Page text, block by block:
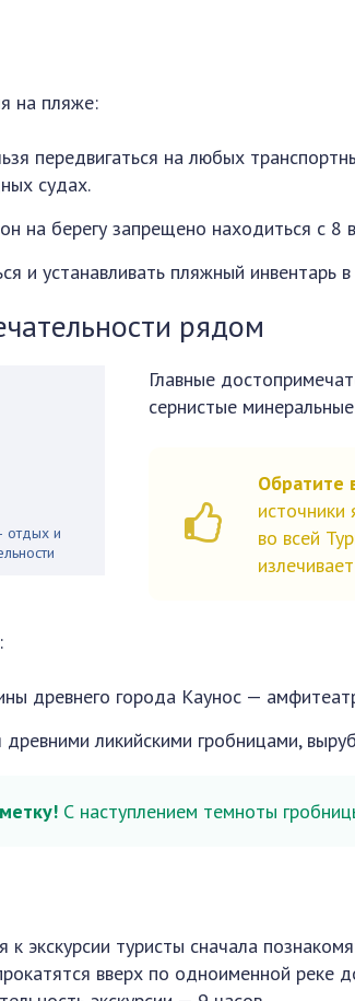
на пляже:
передвигаться на любых
судах.
на берегу запрещено находиться с 8
и устанавливать пляжный
рядом
отдых и
Главные
сернистые
Обратите
во всей
древнего города Каунос —
ликийскими гробницами,
С наступлением темноты
к экскурсии туристы сначала
вверх по одноименной реке